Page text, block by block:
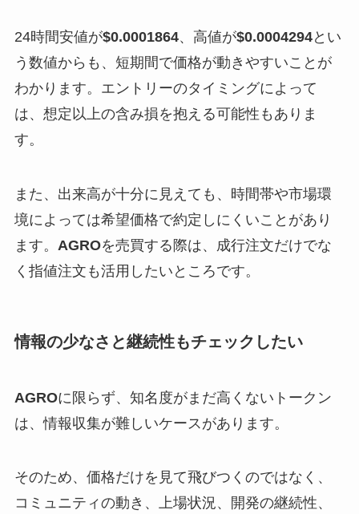
24時間安値が$0.0001864、高値が$0.0004294とい
う数値からも、短期間で価格が動きやすいことが
わかります。エントリーのタイミングによって
は、想定以上の含み損を抱える可能性もありま
す。
また、出来高が十分に見えても、時間帯や市場環
境によっては希望価格で約定しにくいことがあり
ます。 AGROを売買する際は、成行注文だけでな
く指値注文も活用したいところです。
情報の少なさと継続性もチェックしたい
AGROに限らず、知名度がまだ高くないトークン
は、情報収集が難しいケースがあります。
そのため、価格だけを見て飛びつくのではなく、
コミュニティの動き、上場状況、開発の継続性、